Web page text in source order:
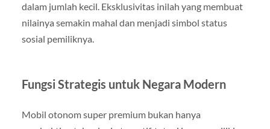
dalam jumlah kecil. Eksklusivitas inilah yang membuat
nilainya semakin mahal dan menjadi simbol status
sosial pemiliknya.
Fungsi Strategis untuk Negara Modern
Mobil otonom super premium bukan hanya